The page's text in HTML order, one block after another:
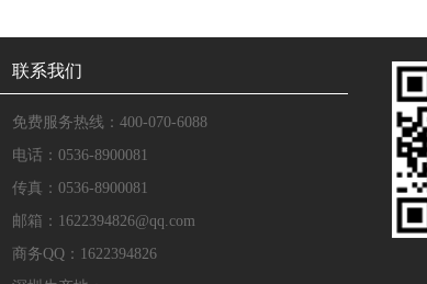
联系我们
免费服务热线：400-070-6088
电话：0536-8900081
传真：0536-8900081
邮箱：1622394826@qq.com
商务QQ：1622394826